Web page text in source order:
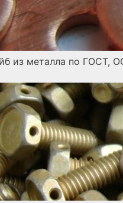
из металла по ГОСТ,